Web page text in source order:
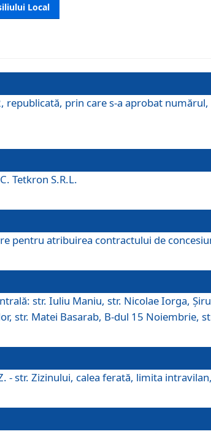
Local
republicată, prin care s-a aprobat
Tetkron S.R.L.
pentru atribuirea contractului de
str. Iuliu Maniu, str. Nicolae Iorga,
str. Matei Basarab, B-dul 15 Noiembrie,
- str. Zizinului, calea ferată, limita